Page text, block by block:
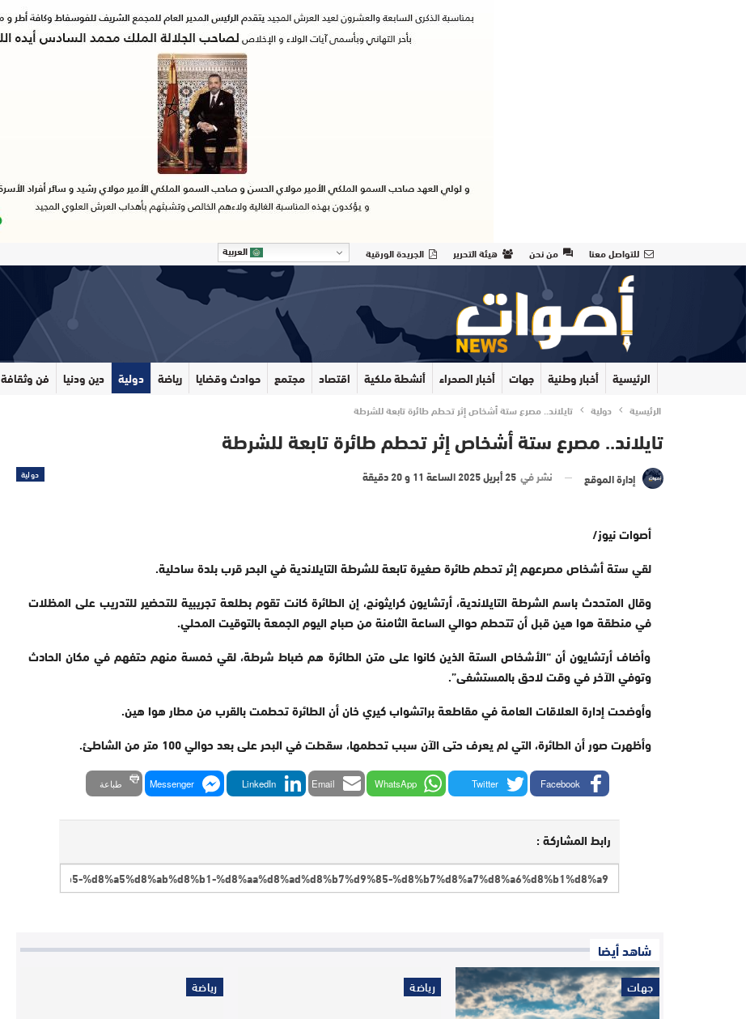
للتواصل معنا من نحن هيئة التحرير الجريدة الورقية العربية
الرئيسية أخبار وطنية جهات أخبار الصحراء أنشطة ملكية اقتصاد مجتمع حوادث وقضايا رياضة دولية دين ودنيا فن وثقافة
الرئيسية دولية تايلاند.. مصرع ستة أشخاص إثر تحطم طائرة تابعة للشرطة
تايلاند.. مصرع ستة أشخاص إثر تحطم طائرة تابعة للشرطة
دولية إدارة الموقع نشر في 25 أبريل 2025 الساعة 11 و 20 دقيقة
أصوات نيوز/
لقي ستة أشخاص مصرعهم إثر تحطم طائرة صغيرة تابعة للشرطة التايلاندية في البحر قرب بلدة ساحلية.
وقال المتحدث باسم الشرطة التايلاندية، أرتشايون كرايثونج، إن الطائرة كانت تقوم بطلعة تجريبية للتحضير للتدريب على المظلات
في منطقة هوا هين قبل أن تتحطم حوالي الساعة الثامنة من صباح اليوم الجمعة بالتوقيت المحلي.
وأضاف أرتشايون أن “الأشخاص الستة الذين كانوا على متن الطائرة هم ضباط شرطة، لقي خمسة منهم حتفهم في مكان الحادث
وتوفي الآخر في وقت لاحق بالمستشفى”.
وأوضحت إدارة العلاقات العامة في مقاطعة براتشواب كيري خان أن الطائرة تحطمت بالقرب من مطار هوا هين.
وأظهرت صور أن الطائرة، التي لم يعرف حتى الآن سبب تحطمها، سقطت في البحر على بعد حوالي 100 متر من الشاطئ.
Facebook
Twitter
WhatsApp
Email
LinkedIn
Messenger طباعة
رابط المشاركة :
شاهد أيضا
جهات رياضة رياضة